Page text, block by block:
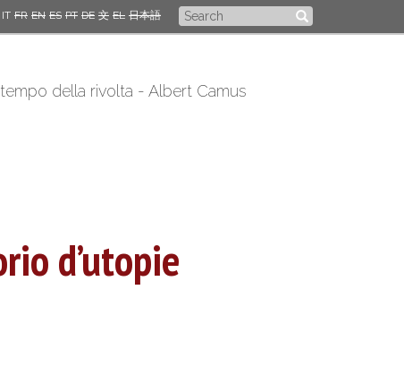
Search
IT FR EN ES PT DE 文 EL 日本語
della rivolta - Albert Camus
d’utopie